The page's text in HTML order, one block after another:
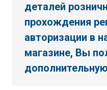
деталей
прохождения
авторизации в
магазине, Вы